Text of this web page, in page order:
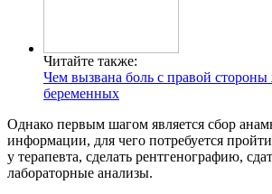
Читайте также:
Чем вызвана боль с правой стороны
беременных
Однако первым шагом является сбор
информации, для чего потребуется
у терапевта, сделать рентгенографию,
лабораторные анализы.